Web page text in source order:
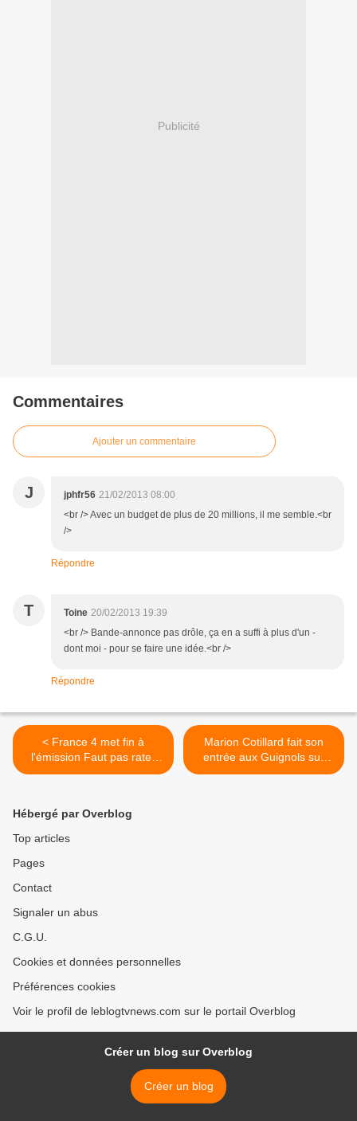
Publicité
Commentaires
Ajouter un commentaire
J jphfr56 21/02/2013 08:00
<br /> Avec un budget de plus de 20 millions, il me semble.<br
/>
Répondre
T Toine 20/02/2013 19:39
<br /> Bande-annonce pas drôle, ça en a suffi à plus d'un -
dont moi - pour se faire une idée.<br />
Répondre
< France 4 met fin à
l'émission Faut pas rater
ça! fin mars.
Marion Cotillard fait son
entrée aux Guignols sur
Canal+ : photos. >
Hébergé par Overblog
Top articles
Pages
Contact
Signaler un abus
C.G.U.
Cookies et données personnelles
Préférences cookies
Voir le profil de leblogtvnews.com sur le portail Overblog
Créer un blog sur Overblog
Créer un blog